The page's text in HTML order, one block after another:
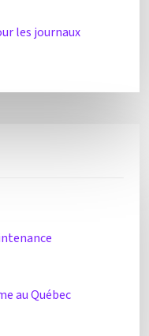
les journaux
au Québec